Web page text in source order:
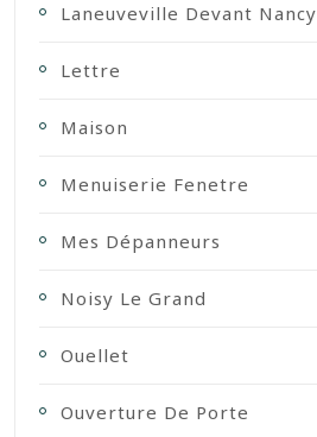
Laneuveville Devant Nancy
Lettre
Maison
Menuiserie Fenetre
Mes Dépanneurs
Noisy Le Grand
Ouellet
Ouverture De Porte